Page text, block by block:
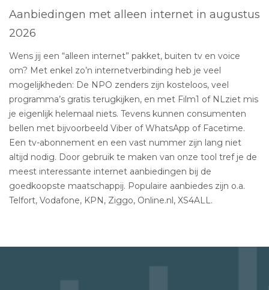
Aanbiedingen met alleen internet in augustus
2026
Wens jij een “alleen internet” pakket, buiten tv en voice
om? Met enkel zo’n internetverbinding heb je veel
mogelijkheden: De NPO zenders zijn kosteloos, veel
programma’s gratis terugkijken, en met Film1 of NLziet mis
je eigenlijk helemaal niets. Tevens kunnen consumenten
bellen met bijvoorbeeld Viber of WhatsApp of Facetime.
Een tv-abonnement en een vast nummer zijn lang niet
altijd nodig. Door gebruik te maken van onze tool tref je de
meest interessante internet aanbiedingen bij de
goedkoopste maatschappij. Populaire aanbiedes zijn o.a.
Telfort, Vodafone, KPN, Ziggo, Online.nl, XS4ALL.